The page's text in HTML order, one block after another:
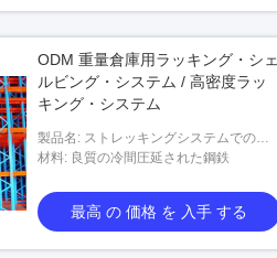
ODM 重量倉庫用ラッキング・シェ
ルビング・システム / 高密度ラッ
キング・システム
製品名: ストレッキングシステムでの駆
動
材料: 良質の冷間圧延された鋼鉄
最高 の 価格 を 入手 する